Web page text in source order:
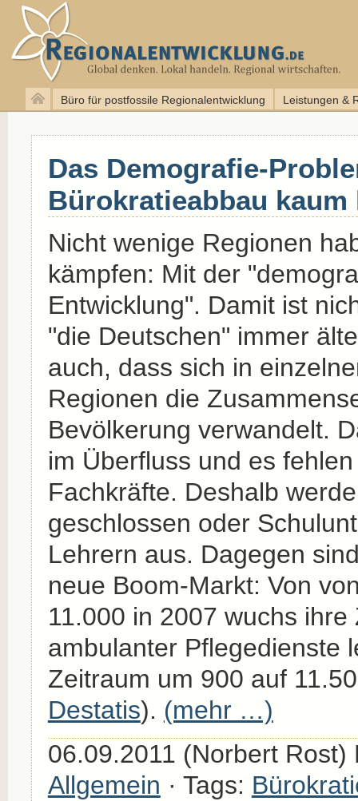
Büro für postfossile Regionalentwicklung Leistungen &
Das Demografie-
Bürokratieabbau kaum
Nicht wenige Regionen
kämpfen: Mit der
Entwicklung". Damit ist
"die Deutschen" immer
auch, dass sich in
Regionen die
Bevölkerung verwandelt.
im Überfluss und es
Fachkräfte. Deshalb
geschlossen oder
Lehrern aus. Dagegen
neue Boom-Markt: Von
11.000 in 2007 wuchs
ambulanter Pflegedienste
Zeitraum um 900 auf
Destatis). (mehr …)
06.09.2011 (Norbert Rost)
Allgemein · Tags: